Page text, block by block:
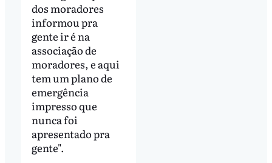
dos moradores
informou pra
gente ir é na
associação de
moradores, e aqui
tem um plano de
emergência
impresso que
nunca foi
apresentado pra
gente".